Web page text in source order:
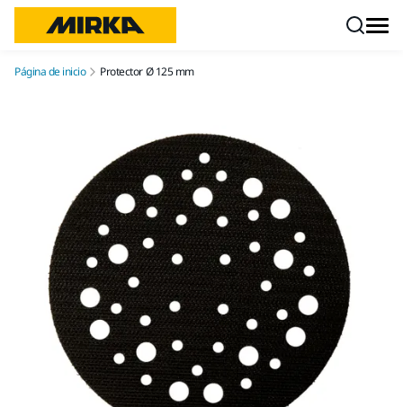
Página de inicio Protector Ø 125 mm